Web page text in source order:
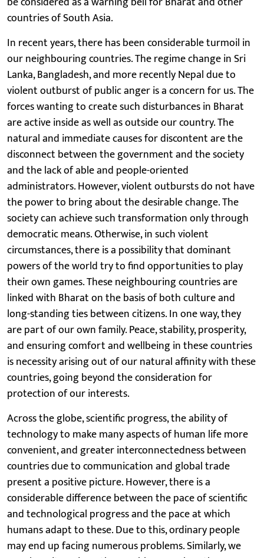
countries of South Asia.
In recent years, there has been considerable turmoil in
our neighbouring countries. The regime change in Sri
Lanka, Bangladesh, and more recently Nepal due to
violent outburst of public anger is a concern for us. The
forces wanting to create such disturbances in Bharat
are active inside as well as outside our country. The
natural and immediate causes for discontent are the
disconnect between the government and the society
and the lack of able and people-oriented
administrators. However, violent outbursts do not have
the power to bring about the desirable change. The
society can achieve such transformation only through
democratic means. Otherwise, in such violent
circumstances, there is a possibility that dominant
powers of the world try to find opportunities to play
their own games. These neighbouring countries are
linked with Bharat on the basis of both culture and
long-standing ties between citizens. In one way, they
are part of our own family. Peace, stability, prosperity,
and ensuring comfort and wellbeing in these countries
is necessity arising out of our natural affinity with these
countries, going beyond the consideration for
protection of our interests.
Across the globe, scientific progress, the ability of
technology to make many aspects of human life more
convenient, and greater interconnectedness between
countries due to communication and global trade
present a positive picture. However, there is a
considerable difference between the pace of scientific
and technological progress and the pace at which
humans adapt to these. Due to this, ordinary people
may end up facing numerous problems. Similarly, we